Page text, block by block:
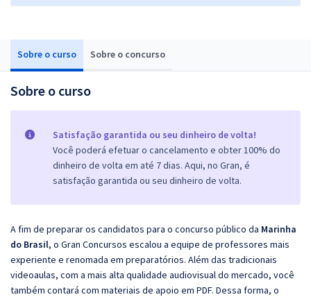
Sobre o curso Sobre o concurso
Sobre o curso
Satisfação garantida ou seu dinheiro de volta!
Você poderá efetuar o cancelamento e obter 100% do
dinheiro de volta em até 7 dias. Aqui, no Gran, é
satisfação garantida ou seu dinheiro de volta.
A fim de preparar os candidatos para o concurso público da Marinha
do Brasil, o Gran Concursos escalou a equipe de professores mais
experiente e renomada em preparatórios. Além das tradicionais
videoaulas, com a mais alta qualidade audiovisual do mercado, você
também contará com materiais de apoio em PDF. Dessa forma, o